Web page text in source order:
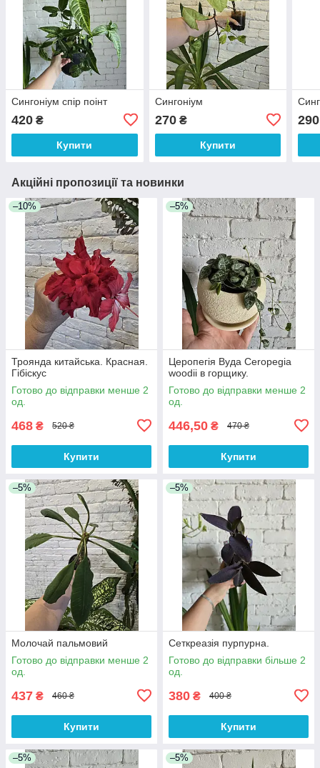
Сингоніум спір поінт
420 ₴
Купити
Сингоніум
270₴
Купити
290
Акційні пропозиції та новинки
–10%
Троянда китайська. Красная.
Гібіскус
Готово до відправки менше 2
од.
468 ₴ 520 ₴
Купити
–5%
Церопегія Вуда Ceropegia
woodii в горщику.
Готово до відправки менше 2
од.
446,50 ₴ 470 ₴
Купити
–5%
Молочай пальмовий
Готово до відправки менше 2
од.
437 ₴ 460 ₴
Купити
–5%
Сеткреазія пурпурна.
Готово до відправки більше 2
од.
380 ₴ 400 ₴
Купити
–5% –5%